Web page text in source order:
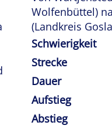
Wolfenbüttel)
(Landkreis
Schwierigkeit
Strecke
Dauer
Aufstieg
Abstieg